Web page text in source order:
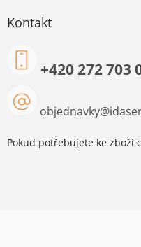
Kontakt
objednavky@
+420 272 703
Pokud potřebujete ke zboží